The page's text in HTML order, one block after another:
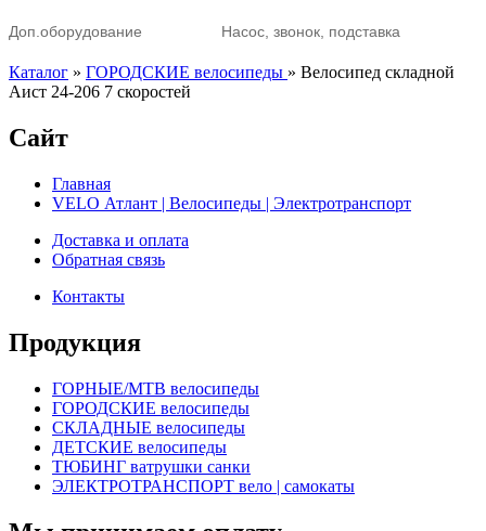
Доп.оборудование Насос, звонок, подставка
Каталог » ГОРОДСКИЕ велосипеды » Велосипед складной
Аист 24-206 7 скоростей
Сайт
Главная
VELO Атлант | Велосипеды | Электротранспорт
Доставка и оплата
Обратная связь
Контакты
Продукция
ГОРНЫЕ/MTB велосипеды
ГОРОДСКИЕ велосипеды
СКЛАДНЫЕ велосипеды
ДЕТСКИЕ велосипеды
ТЮБИНГ ватрушки санки
ЭЛЕКТРОТРАНСПОРТ вело | самокаты